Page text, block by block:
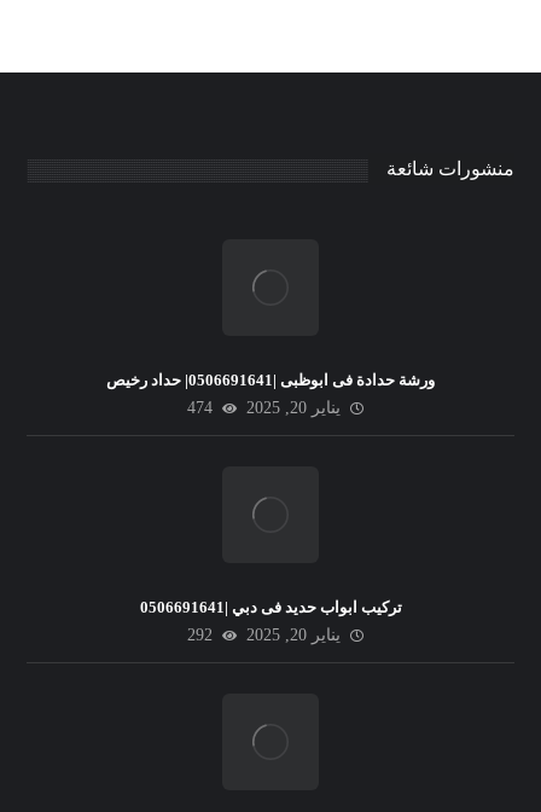
منشورات شائعة
ورشة حدادة فى ابوظبى |0506691641| حداد رخيص
يناير 20, 2025
474
تركيب ابواب حديد فى دبي |0506691641
يناير 20, 2025
292